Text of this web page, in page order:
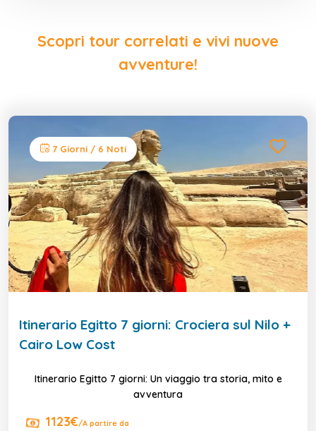
Scopri tour correlati e vivi nuove
avventure!
7 Giorni / 6 Noti
Itinerario Egitto 7 giorni: Crociera sul Nilo +
Cairo Low Cost
Itinerario Egitto 7 giorni: Un viaggio tra storia, mito e
avventura
1123€/A partire da